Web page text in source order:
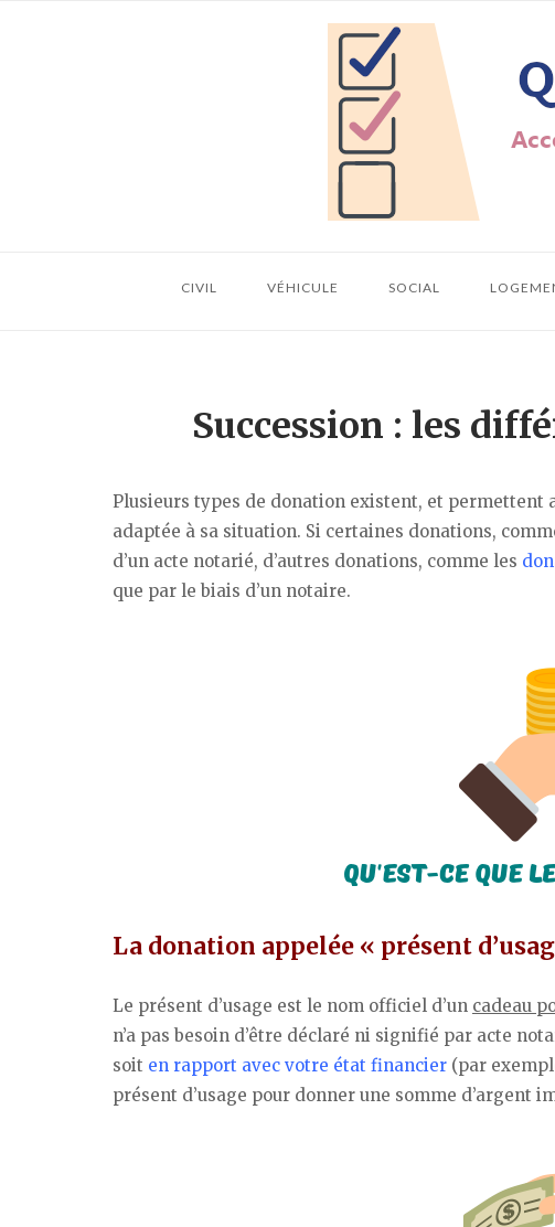
Home
CIVIL VÉHICULE SOCIAL
Succession : les
Plusieurs types de donation existent, et permettent
adaptée à sa situation. Si certaines donations,
d’un acte notarié, d’autres donations, comme les
que par le biais d’un notaire.
La donation appelée « présent
Le présent d’usage est le nom officiel d’un cadeau
n’a pas besoin d’être déclaré ni signifié par acte
soit en rapport avec votre état financier (par
présent d’usage pour donner une somme d’argent